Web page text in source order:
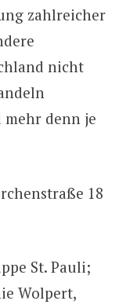
zahlreicher
nicht
denn je
18
St. Pauli;
Wolpert,